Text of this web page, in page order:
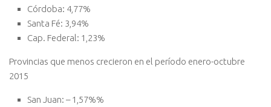
Córdoba: 4,77%
Santa Fé: 3,94%
Cap. Federal: 1,23%
Provincias que menos crecieron en el período enero-octubre
2015
San Juan: – 1,57%%